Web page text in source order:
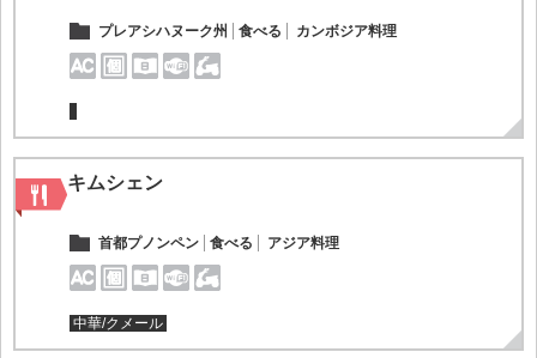
プレアシハヌーク州 食べる カンボジア料理
キムシェン
首都プノンペン 食べる アジア料理
中華/クメール